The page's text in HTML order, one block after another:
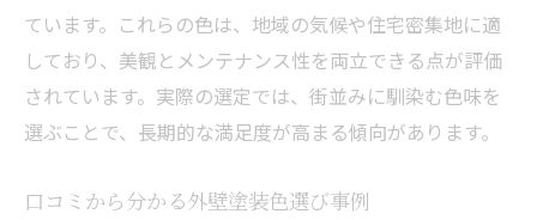
ています。これらの色は、地域の気候や住宅密集地に適
しており、美観とメンテナンス性を両立できる点が評価
されています。実際の選定では、街並みに馴染む色味を
選ぶことで、長期的な満足度が高まる傾向があります。
口コミから分かる外壁塗装色選び事例